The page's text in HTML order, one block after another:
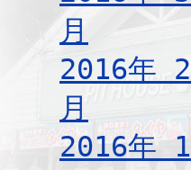
月
2016年 2
月
2016年 1